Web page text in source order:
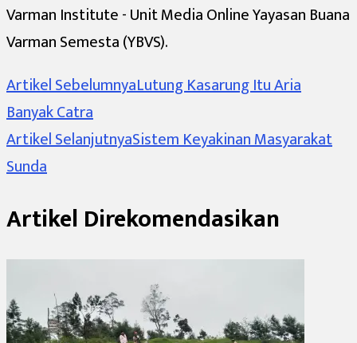
Varman Institute - Unit Media Online Yayasan Buana
Varman Semesta (YBVS).
Navigasi
Artikel
Artikel SebelumnyaLutung Kasarung Itu Aria
Banyak Catra
Artikel SelanjutnyaSistem Keyakinan Masyarakat
Sunda
Artikel Direkomendasikan